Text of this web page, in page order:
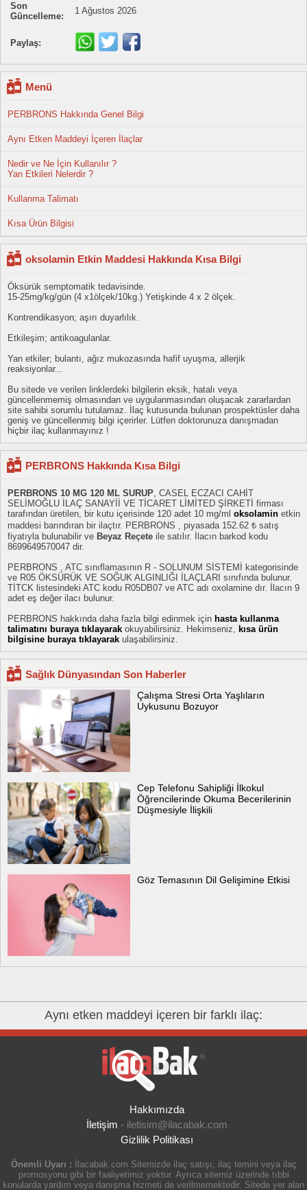
Son
Güncelleme:
1 Ağustos 2026
Paylaş:
Menü
PERBRONS Hakkında Genel Bilgi
Aynı Etken Maddeyi İçeren İlaçlar
Nedir ve Ne İçin Kullanılır ?
Yan Etkileri Nelerdir ?
Kullanma Talimatı
Kısa Ürün Bilgisi
oksolamin Etkin Maddesi Hakkında Kısa Bilgi
Öksürük semptomatik tedavisinde.
15-25mg/kg/gün (4 x1ölçek/10kg.) Yetişkinde 4 x 2 ölçek.
Kontrendikasyon; aşırı duyarlılık.
Etkileşim; antikoagulanlar.
Yan etkiler; bulantı, ağız mukozasında hafif uyuşma, allerjik
reaksiyonlar...
Bu sitede ve verilen linklerdeki bilgilerin eksik, hatalı veya
güncellenmemiş olmasından ve uygulanmasından oluşacak zararlardan
site sahibi sorumlu tutulamaz. İlaç kutusunda bulunan prospektüsler daha
geniş ve güncellenmiş bilgi içerirler. Lütfen doktorunuza danışmadan
hiçbir ilaç kullanmayınız !
PERBRONS Hakkında Kısa Bilgi
PERBRONS 10 MG 120 ML SURUP, CASEL ECZACI CAHİT
SELİMOĞLU İLAÇ SANAYİİ VE TİCARET LİMİTED ŞİRKETİ firması
tarafından üretilen, bir kutu içerisinde 120 adet 10 mg/ml oksolamin etkin
maddesi barındıran bir ilaçtır. PERBRONS , piyasada 152.62 ₺ satış
fiyatıyla bulunabilir ve Beyaz Reçete ile satılır. İlacın barkod kodu
8699649570047 dir.
PERBRONS , ATC sınıflamasının R - SOLUNUM SİSTEMİ kategorisinde
ve R05 ÖKSÜRÜK VE SOĞUK ALGINLIĞI İLAÇLARI sınıfında bulunur.
TİTCK listesindeki ATC kodu R05DB07 ve ATC adı oxolamine dır. İlacın 9
adet eş değer ilacı bulunur.
PERBRONS hakkında daha fazla bilgi edinmek için hasta kullanma
talimatını buraya tıklayarak okuyabilirsiniz. Hekimseniz, kısa ürün
bilgisine buraya tıklayarak ulaşabilirsiniz.
Sağlık Dünyasından Son Haberler
Çalışma Stresi Orta Yaşlıların
Uykusunu Bozuyor
Cep Telefonu Sahipliği İlkokul
Öğrencilerinde Okuma Becerilerinin
Düşmesiyle İlişkili
Göz Temasının Dil Gelişimine Etkisi
Aynı etken maddeyi içeren bir farklı ilaç:
Hakkımızda
İletişim - iletisim@ilacabak.com
Gizlilik Politikası
Önemli Uyarı : İlacabak.com Sitemizde ilaç satışı, ilaç temini veya ilaç
promosyonu gibi bir faaliyetimiz yoktur. Ayrıca sitemiz üzerinde tıbbi
konularda yardım veya danışma hizmeti de verilmemektedir. Sitede yer alan